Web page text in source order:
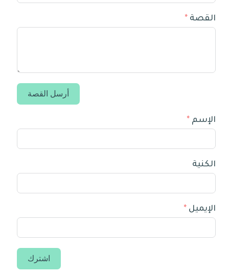
القصة
أرسل القصة
الإسم
الكنية
الإيميل
اشترك